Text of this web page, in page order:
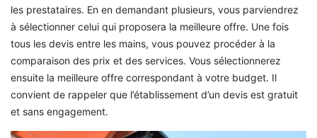
les prestataires. En en demandant plusieurs, vous parviendrez
à sélectionner celui qui proposera la meilleure offre. Une fois
tous les devis entre les mains, vous pouvez procéder à la
comparaison des prix et des services. Vous sélectionnerez
ensuite la meilleure offre correspondant à votre budget. Il
convient de rappeler que l’établissement d’un devis est gratuit
et sans engagement.